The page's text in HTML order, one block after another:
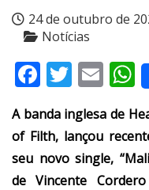
24 de outubro de
Notícias
A banda inglesa de
of Filth, lançou
seu novo single,
de Vincente